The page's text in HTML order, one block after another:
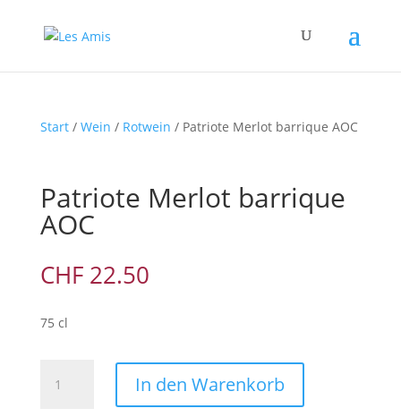
Start/ Wein / Rotwein / Patriote Merlot barrique AOC
Patriote Merlot barrique
AOC
CHF22.50
75 cl
Merlot
In den Warenkorb